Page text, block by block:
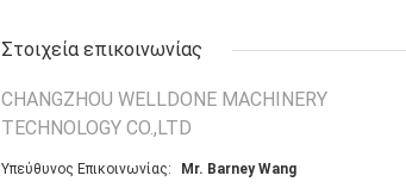
Στοιχεία επικοινωνίας
CHANGZHOU WELLDONE MACHINERY
TECHNOLOGY CO.,LTD
Υπεύθυνος Επικοινωνίας:
Mr. Barney Wang